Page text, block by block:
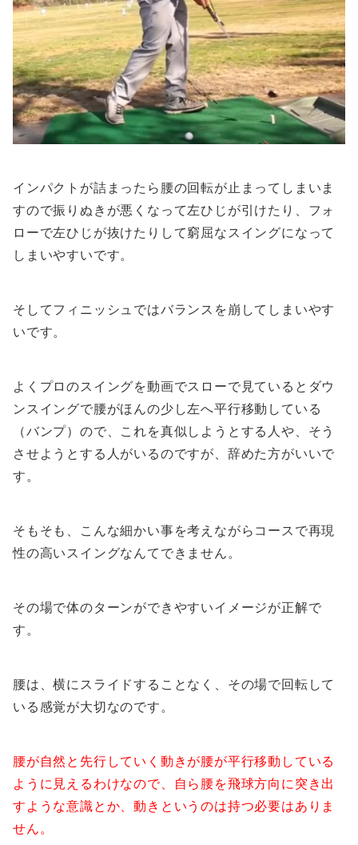
インパクトが詰まったら腰の回転が止まってしまいま
すので振りぬきが悪くなって左ひじが引けたり、フォ
ローで左ひじが抜けたりして窮屈なスイングになって
しまいやすいです。
そしてフィニッシュではバランスを崩してしまいやす
いです。
よくプロのスイングを動画でスローで見ているとダウ
ンスイングで腰がほんの少し左へ平行移動している
（バンプ）ので、これを真似しようとする人や、そう
させようとする人がいるのですが、辞めた方がいいで
す。
そもそも、こんな細かい事を考えながらコースで再現
性の高いスイングなんてできません。
その場で体のターンができやすいイメージが正解で
す。
腰は、横にスライドすることなく、その場で回転して
いる感覚が大切なのです。
腰が自然と先行していく動きが腰が平行移動している
ように見えるわけなので、自ら腰を飛球方向に突き出
すような意識とか、動きというのは持つ必要はありま
せん。